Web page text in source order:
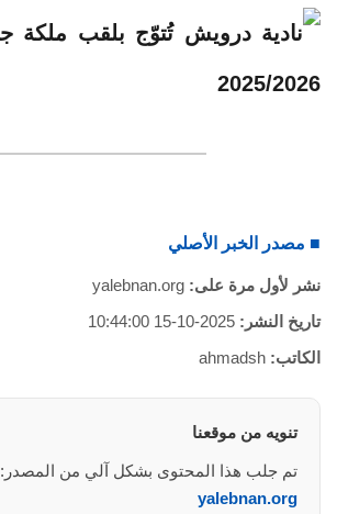
■ مصدر الخبر الأصلي
نشر لأول مرة على: yalebnan.org
تاريخ النشر: 2025-10-15 10:44:00
الكاتب: ahmadsh
تنويه من موقعنا
تم جلب هذا المحتوى بشكل آلي من المصدر:
yalebnan.org